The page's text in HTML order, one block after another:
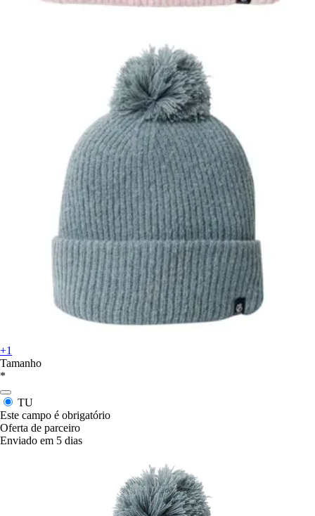
+1
Tamanho
*
TU
Este campo é obrigatório
Oferta de parceiro
Enviado em 5 dias